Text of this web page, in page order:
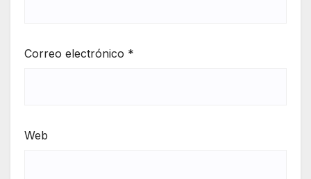
Correo electrónico *
Web